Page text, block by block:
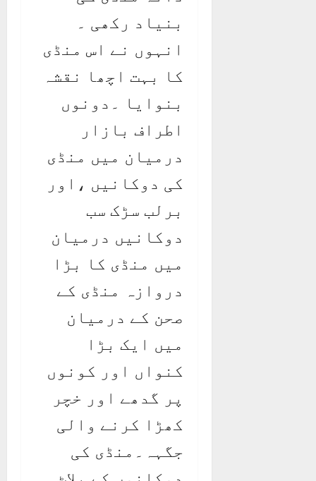
بنیاد رکھی ۔
انہوں نے اس منڈی
کا بہت اچھا نقشہ
بنوایا ۔دونوں
اطراف بازار
درمیان میں منڈی
کی دوکانیں ،اور
برلب سڑک سب
دوکانیں درمیان
میں منڈی کا بڑا
دروازہ منڈی کے
صحن کے درمیان
میں ایک بڑا
کنواں اور کونوں
پر گدھے اور خچر
کھڑا کرنے والی
جگہہ۔منڈی کی